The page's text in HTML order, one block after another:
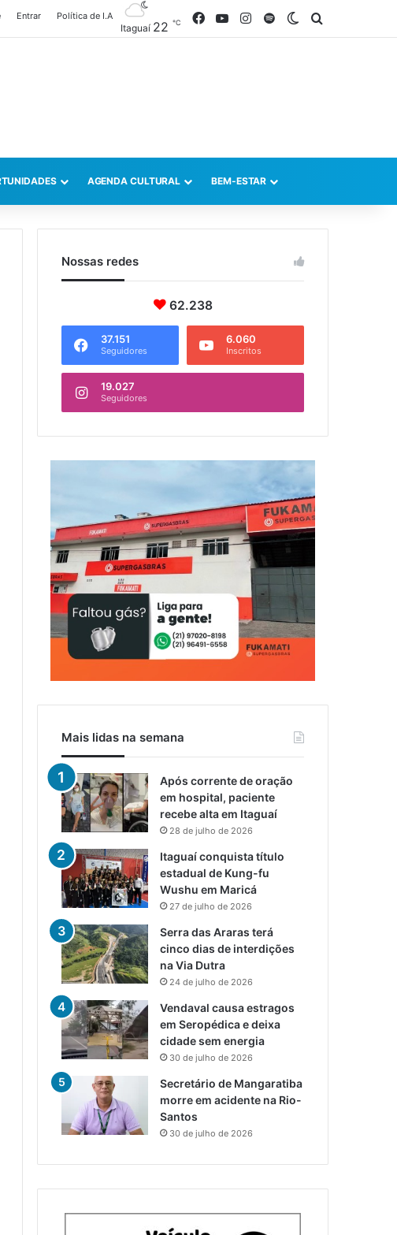
Entrar Política de I.A
Itaguaí 22 ℃ FacebookYouTubeInstagram
SpotifySwitch skin
AGENDA CULTURAL BEM-ESTAR
Nossas redes
62.238
37.151
Seguidores
6.060
Inscritos
19.027
Seguidores
Mais lidas na semana
Após corrente de oração
em hospital, paciente
recebe alta em Itaguaí
28 de julho de 2026
Itaguaí conquista título
estadual de Kung-fu
Wushu em Maricá
27 de julho de 2026
Serra das Araras terá
cinco dias de interdições
na Via Dutra
24 de julho de 2026
Vendaval causa estragos
em Seropédica e deixa
cidade sem energia
30 de julho de 2026
Secretário de Mangaratiba
morre em acidente na Rio-
Santos
30 de julho de 2026